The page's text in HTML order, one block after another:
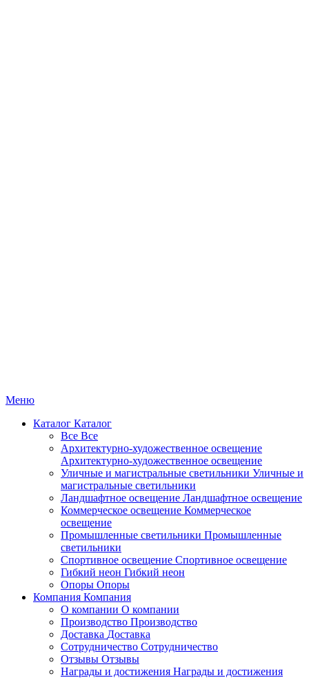
Меню
Каталог Каталог
Все Все
Архитектурно-художественное освещение
Архитектурно-художественное освещение
Уличные и магистральные светильники Уличные и
магистральные светильники
Ландшафтное освещение Ландшафтное освещение
Коммерческое освещение Коммерческое
освещение
Промышленные светильники Промышленные
светильники
Спортивное освещение Спортивное освещение
Гибкий неон Гибкий неон
Опоры Опоры
Компания Компания
О компании О компании
Производство Производство
Доставка Доставка
Сотрудничество Сотрудничество
Отзывы Отзывы
Награды и достижения Награды и достижения